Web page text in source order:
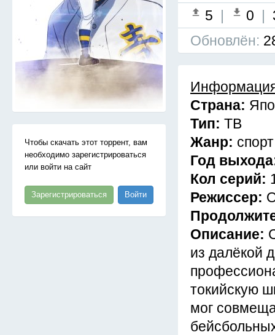
Чтобы скачать этот торрент, вам
необходимо зарегистрироваться
или войти на сайт
Зарегистрироваться Войти
5 | 0 |
Обновлён:
Страна:
Тип: ТВ
Жанр: спорт
Год
Кол серий:
Режиссер:
Описание:
из далёкой
токийскую
мог